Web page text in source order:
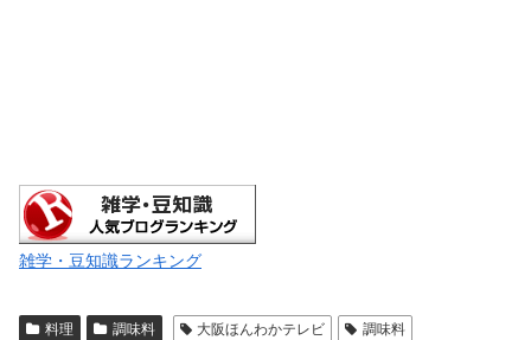
雑学・豆知識ランキング
料理 調味料 大阪ほんわかテレビ 調味料